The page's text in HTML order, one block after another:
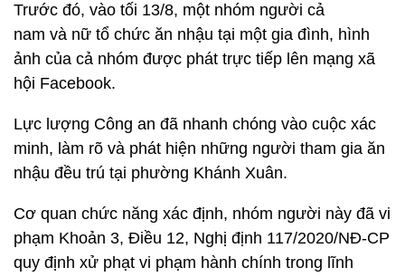
Trước đó, vào tối 13/8, một nhóm người cả
nam và nữ tổ chức ăn nhậu tại một gia đình, hình
ảnh của cả nhóm được phát trực tiếp lên mạng xã
hội Facebook.
Lực lượng Công an đã nhanh chóng vào cuộc xác
minh, làm rõ và phát hiện những người tham gia ăn
nhậu đều trú tại phường Khánh Xuân.
Cơ quan chức năng xác định, nhóm người này đã vi
phạm Khoản 3, Điều 12, Nghị định 117/2020/NĐ-CP
quy định xử phạt vi phạm hành chính trong lĩnh